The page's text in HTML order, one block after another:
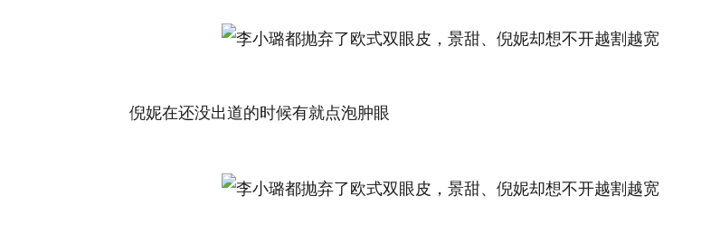
倪妮在还没出道的时候有就点泡肿眼